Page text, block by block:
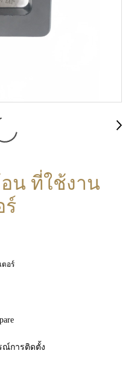
น ที่ใช้งาน
ตอร์
ณ์การติดตั้ง